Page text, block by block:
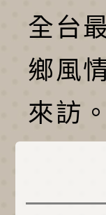
全台
鄉風
來訪。